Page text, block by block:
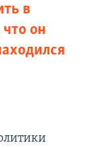
в
он